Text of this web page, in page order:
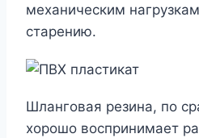
механическим
старению.
Шланговая резина, по
хорошо воспринимает